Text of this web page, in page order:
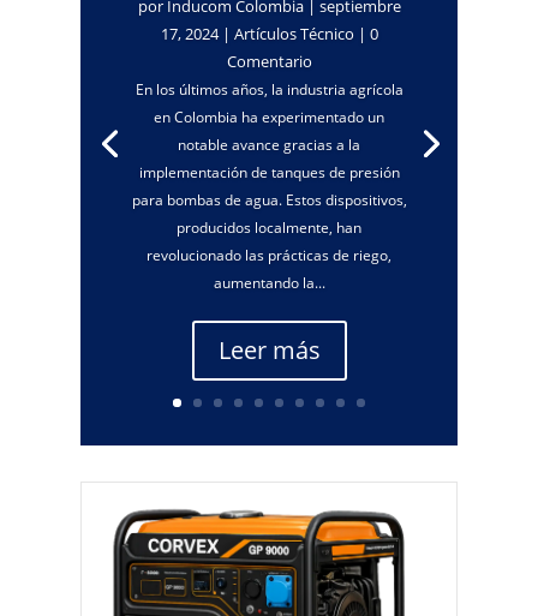
por Inducom Colombia| septiembre
17, 2024| Artículos Técnico | 0
Comentario
En los últimos años, la industria agrícola
en Colombia ha experimentado un
notable avance gracias a la
implementación de tanques de presión
para bombas de agua. Estos dispositivos,
producidos localmente, han
revolucionado las prácticas de riego,
aumentando la...
Leer más